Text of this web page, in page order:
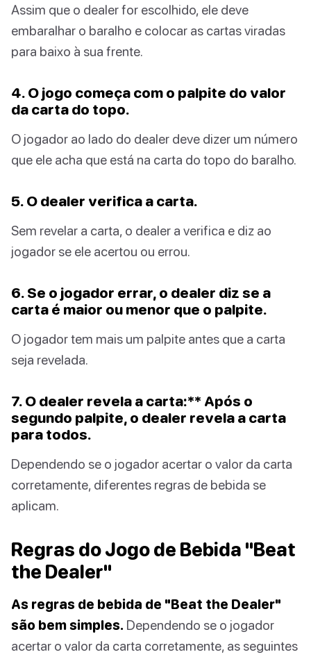
Assim que o dealer for escolhido, ele deve
embaralhar o baralho e colocar as cartas viradas
para baixo à sua frente.
4. O jogo começa com o palpite do valor
da carta do topo.
O jogador ao lado do dealer deve dizer um número
que ele acha que está na carta do topo do baralho.
5. O dealer verifica a carta.
Sem revelar a carta, o dealer a verifica e diz ao
jogador se ele acertou ou errou.
6. Se o jogador errar, o dealer diz se a
carta é maior ou menor que o palpite.
O jogador tem mais um palpite antes que a carta
seja revelada.
7. O dealer revela a carta:** Após o
segundo palpite, o dealer revela a carta
para todos.
Dependendo se o jogador acertar o valor da carta
corretamente, diferentes regras de bebida se
aplicam.
Regras do Jogo de Bebida "Beat
the Dealer"
As regras de bebida de "Beat the Dealer"
são bem simples. Dependendo se o jogador
acertar o valor da carta corretamente, as seguintes